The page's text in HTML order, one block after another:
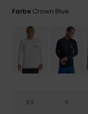
Farbe Crown Blue
XS S